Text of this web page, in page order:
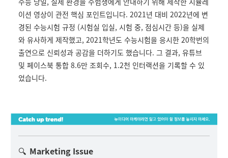
이션 영상이 관전 핵심 포인트입니다. 2021년 대비 2022년에 변
경된 수능시험 규정 (시험실 입실, 시험 중, 점심시간 등)을 실제
와 유사하게 제작했고, 2021학년도 수능시험을 응시한 20학번의
출연으로 신뢰성과 공감을 더하기도 했습니다. 그 결과, 유튜브
및 페이스북 통합 8.6만 조회수, 1.2천 인터랙션을 기록할 수 있
었습니다.
🔍 Marketing Issue